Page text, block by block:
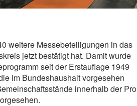
weitere Messebeteiligungen in das
jetzt bestätigt hat. Damit wurde
seit der Erstauflage 1949
im Bundeshaushalt vorgesehen
innerhalb der Pro